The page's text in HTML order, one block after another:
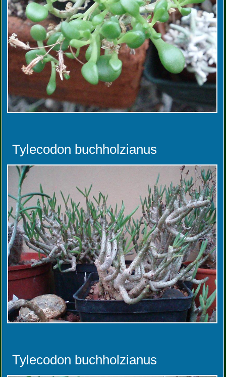
Tylecodon buchholzianus
Tylecodon buchholzianus